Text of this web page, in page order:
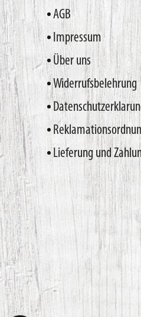
AGB
Impressum
Über uns
Widerrufsbelehrung
Lieferung und